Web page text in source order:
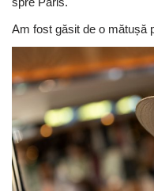
Am fost găsit de o mătușă